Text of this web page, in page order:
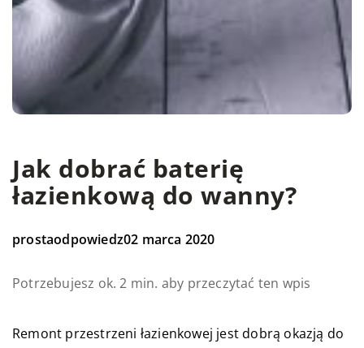
Jak dobrać baterię
łazienkową do wanny?
prostaodpowiedz02 marca 2020
Potrzebujesz ok. 2 min. aby przeczytać ten wpis
Remont przestrzeni łazienkowej jest dobrą okazją do